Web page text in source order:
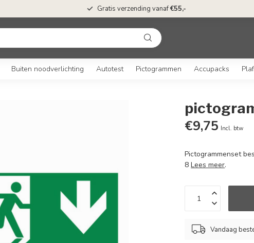
Gratis verzending vanaf€55,-
Buiten noodverlichting Autotest Pictogrammen Accupacks
€9,75 Incl. btw
Pictogrammenset
8Lees meer.
Vandaag